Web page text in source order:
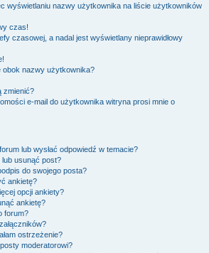
wyświetlaniu nazwy użytkownika na liście użytkowników
czas!
czasowej, a nadal jest wyświetlany nieprawidłowy
nazwy użytkownika?
zmienić?
e-mail do użytkownika witryna prosi mnie o
lub wysłać odpowiedź w temacie?
usunąć post?
do swojego posta?
ankietę?
opcji ankiety?
ankietę?
forum?
ostrzeżenie?
moderatorowi?